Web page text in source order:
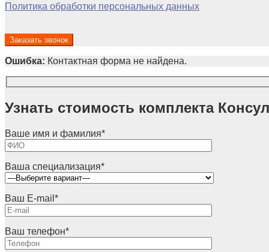
Политика обработки персональных данных
Ошибка: Контактная форма не найдена.
Узнать стоимость комплекта
Ваше имя и фамилия*
Ваша специализация*
Ваш E-mail *
Ваш телефон*